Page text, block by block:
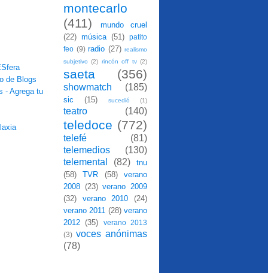
montecarlo
(411)
mundo cruel
(22) música (51)
patito
feo (9) radio (27) realismo
subjetivo (2) rincón off tv (2)
saeta (356)
showmatch (185)
sic (15) sucedió (1)
teatro (140)
teledoce (772)
telefé
(81)
telemedios
(130)
telemental
(82)
tnu
(58)
TVR (58)
verano
2008 (23) verano 2009
(32)
verano 2010
(24)
verano 2011 (28) verano
2012 (35)
verano 2013
(3) voces anónimas
(78)